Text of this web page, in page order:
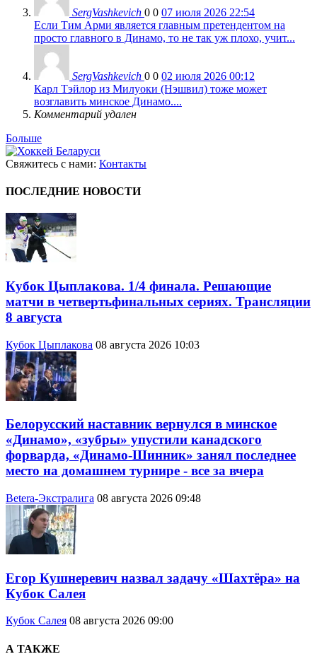
SergVashkevich 0 0 07 июля 2026 22:54
Если Тим Арми является главным претендентом на
просто главного в Динамо, то не так уж плохо, учит...
SergVashkevich 0 0 02 июля 2026 00:12
Карл Тэйлор из Милуоки (Нэшвил) тоже может
возглавить минское Динамо....
Комментарий удален
Больше
Свяжитесь с нами: Контакты
ПОСЛЕДНИЕ НОВОСТИ
Кубок Цыплакова. 1/4 финала. Решающие
матчи в четвертьфинальных сериях. Трансляции
8 августа
Кубок Цыплакова 08 августа 2026 10:03
Белорусский наставник вернулся в минское
«Динамо», «зубры» упустили канадского
форварда, «Динамо-Шинник» занял последнее
место на домашнем турнире - все за вчера
Betera-Экстралига 08 августа 2026 09:48
Егор Кушнеревич назвал задачу «Шахтёра» на
Кубок Салея
Кубок Салея 08 августа 2026 09:00
А ТАКЖЕ